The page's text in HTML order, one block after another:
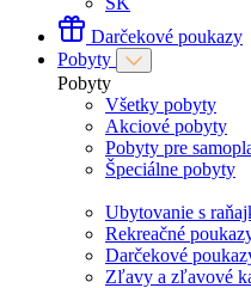
Darčekové poukazy
Pobyty
Pobyty
Všetky pobyty
Akciové pobyty
Pobyty pre
Špeciálne pobyty
Ubytovanie s
Rekreačné
Darčekové
Zľavy a zľavové